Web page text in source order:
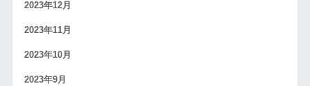
2023年12月
2023年11月
2023年10月
2023年9月